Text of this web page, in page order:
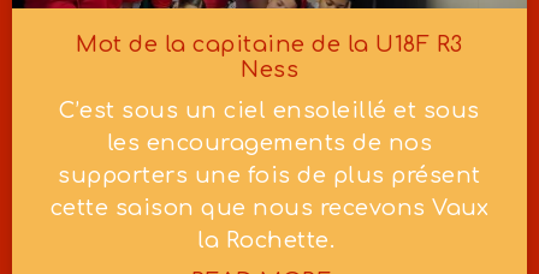
Mot de la capitaine de la U18F R3
Ness
C’est sous un ciel ensoleillé et sous
les encouragements de nos
supporters une fois de plus présent
cette saison que nous recevons Vaux
la Rochette.